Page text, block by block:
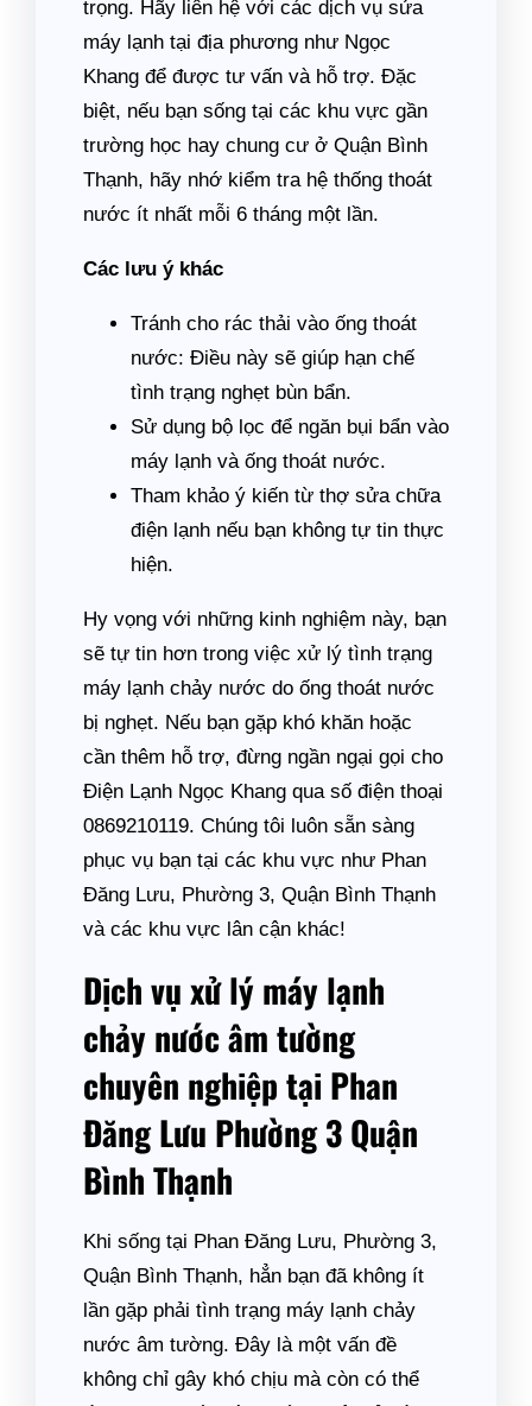
trọng. Hãy liên hệ với các dịch vụ sửa
máy lạnh tại địa phương như Ngọc
Khang để được tư vấn và hỗ trợ. Đặc
biệt, nếu bạn sống tại các khu vực gần
trường học hay chung cư ở Quận Bình
Thạnh, hãy nhớ kiểm tra hệ thống thoát
nước ít nhất mỗi 6 tháng một lần.
Các lưu ý khác
Tránh cho rác thải vào ống thoát
nước: Điều này sẽ giúp hạn chế
tình trạng nghẹt bùn bẩn.
Sử dụng bộ lọc để ngăn bụi bẩn vào
máy lạnh và ống thoát nước.
Tham khảo ý kiến từ thợ sửa chữa
điện lạnh nếu bạn không tự tin thực
hiện.
Hy vọng với những kinh nghiệm này, bạn
sẽ tự tin hơn trong việc xử lý tình trạng
máy lạnh chảy nước do ống thoát nước
bị nghẹt. Nếu bạn gặp khó khăn hoặc
cần thêm hỗ trợ, đừng ngần ngại gọi cho
Điện Lạnh Ngọc Khang qua số điện thoại
0869210119. Chúng tôi luôn sẵn sàng
phục vụ bạn tại các khu vực như Phan
Đăng Lưu, Phường 3, Quận Bình Thạnh
và các khu vực lân cận khác!
Dịch vụ xử lý máy lạnh
chảy nước âm tường
chuyên nghiệp tại Phan
Đăng Lưu Phường 3 Quận
Bình Thạnh
Khi sống tại Phan Đăng Lưu, Phường 3,
Quận Bình Thạnh, hẳn bạn đã không ít
lần gặp phải tình trạng máy lạnh chảy
nước âm tường. Đây là một vấn đề
không chỉ gây khó chịu mà còn có thể